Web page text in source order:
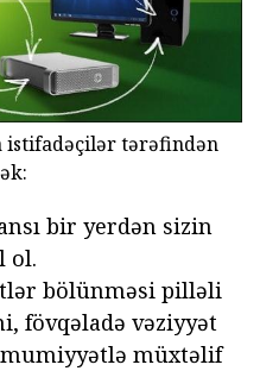
istifadəçilər tərəfindən
bir yerdən sizin
ol.
bölünməsi pilləli
fövqəladə vəziyyət
müxtəlif